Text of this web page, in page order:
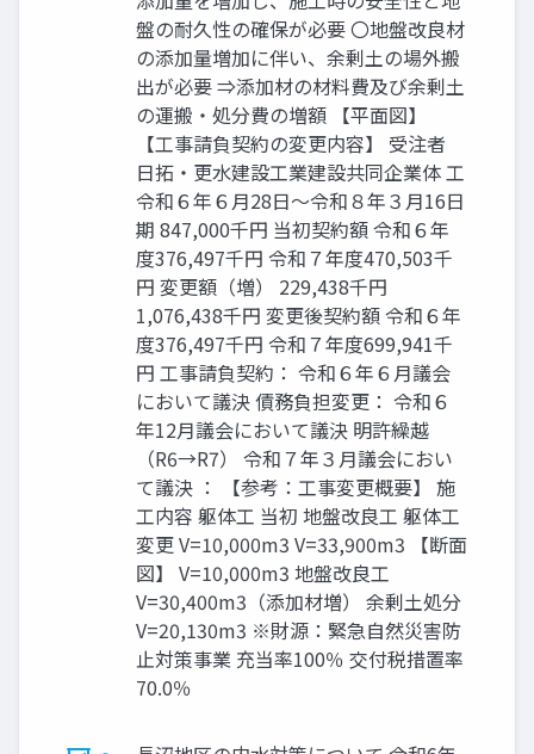
盤の耐久性の確保が必要 〇地盤改良材
の添加量増加に伴い、余剰土の場外搬
出が必要 ⇒添加材の材料費及び余剰土
の運搬・処分費の増額 【平面図】
【⼯事請負契約の変更内容】 受注者
⽇拓・更水建設工業建設共同企業体 工
令和６年６月28⽇〜令和８年３月16⽇
期 847,000千円 当初契約額 令和６年
度376,497千円 令和７年度470,503千
円 変更額（増） 229,438千円
1,076,438千円 変更後契約額 令和６年
度376,497千円 令和７年度699,941千
円 工事請負契約： 令和６年６月議会
において議決 債務負担変更： 令和６
年12月議会において議決 明許繰越
（R6→R7） 令和７年３月議会におい
て議決 ： 【参考：⼯事変更概要】 施
工内容 躯体工 当初 地盤改良工 躯体工
変更 V=10,000m3 V=33,900m3 【断面
図】 V=10,000m3 地盤改良工
V=30,400m3（添加材増） 余剰土処分
V=20,130m3 ※財源：緊急自然災害防
止対策事業 充当率100％ 交付税措置率
70.0％